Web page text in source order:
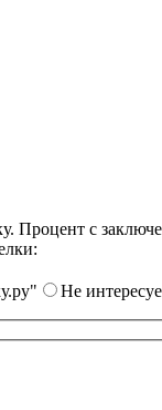
с
Не